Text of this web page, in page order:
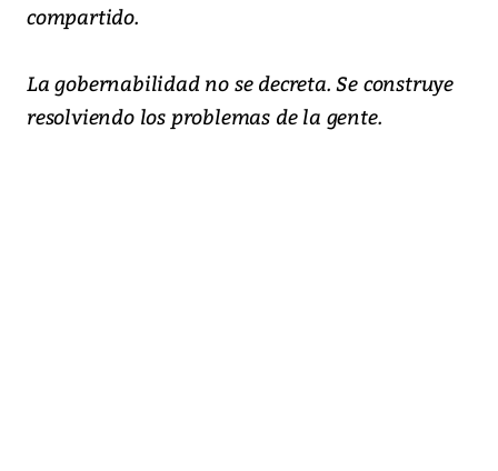
compartido.
La gobernabilidad no se decreta. Se construye
resolviendo los problemas de la gente.